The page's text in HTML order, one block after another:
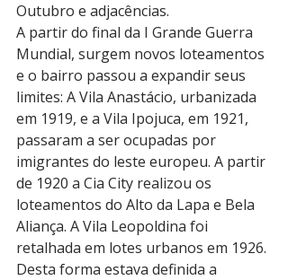
Outubro e adjacências.
A partir do final da I Grande Guerra
Mundial, surgem novos loteamentos
e o bairro passou a expandir seus
limites: A Vila Anastácio, urbanizada
em 1919, e a Vila Ipojuca, em 1921,
passaram a ser ocupadas por
imigrantes do leste europeu. A partir
de 1920 a Cia City realizou os
loteamentos do Alto da Lapa e Bela
Aliança. A Vila Leopoldina foi
retalhada em lotes urbanos em 1926.
Desta forma estava definida a